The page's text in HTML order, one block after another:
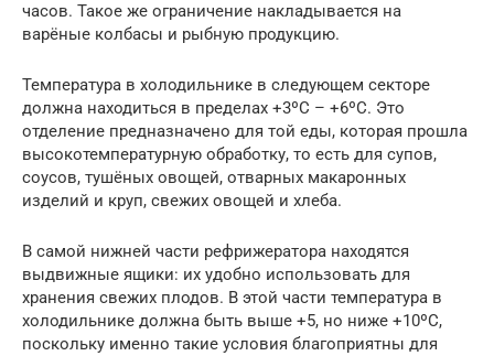
часов. Такое же ограничение накладывается на
варёные колбасы и рыбную продукцию.
Температура в холодильнике в следующем секторе
должна находиться в пределах +3ºС – +6ºС. Это
отделение предназначено для той еды, которая прошла
высокотемпературную обработку, то есть для супов,
соусов, тушёных овощей, отварных макаронных
изделий и круп, свежих овощей и хлеба.
В самой нижней части рефрижератора находятся
выдвижные ящики: их удобно использовать для
хранения свежих плодов. В этой части температура в
холодильнике должна быть выше +5, но ниже +10ºС,
поскольку именно такие условия благоприятны для